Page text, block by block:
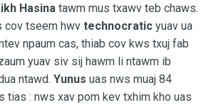
Hasinatawm mus txawv teb chaws.
cov tseem hwvtechnocraticyuav ua
npaum cas, thiab cov kws txuj fab
yuav siv sij hawm li ntawm ib
ntawd. Yunus uas nws muaj 84
tias : nws xav pom kev txhim kho uas